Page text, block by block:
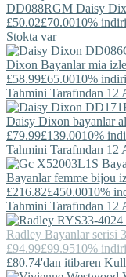
DD088RGM Daisy
£50.02£70.0010%
Stokta var
Dixon Bayanlar mia izle
£58.99£65.0010%
Tahmini Tarafından 12
Daisy Dixon bayanlar
£79.99£139.0010%
Tahmini Tarafından 12
Bayanlar femme bijou
£216.82£450.0010%
Tahmini Tarafından 12
Radley Bayanlar serisi
£94.99£99.9510%
£80.74'dan itibaren